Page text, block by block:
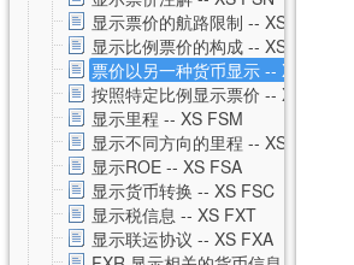
显示票价的航路限制 -- XS FSL
显示比例票价的构成 -- XS FXH
票价以另一种货币显示 -- XS FXC
按照特定比例显示票价 -- XS FXM
显示里程 -- XS FSM
显示不同方向的里程 -- XS FSO
显示ROE -- XS FSA
显示货币转换 -- XS FSC
显示税信息 -- XS FXT
显示联运协议 -- XS FXA